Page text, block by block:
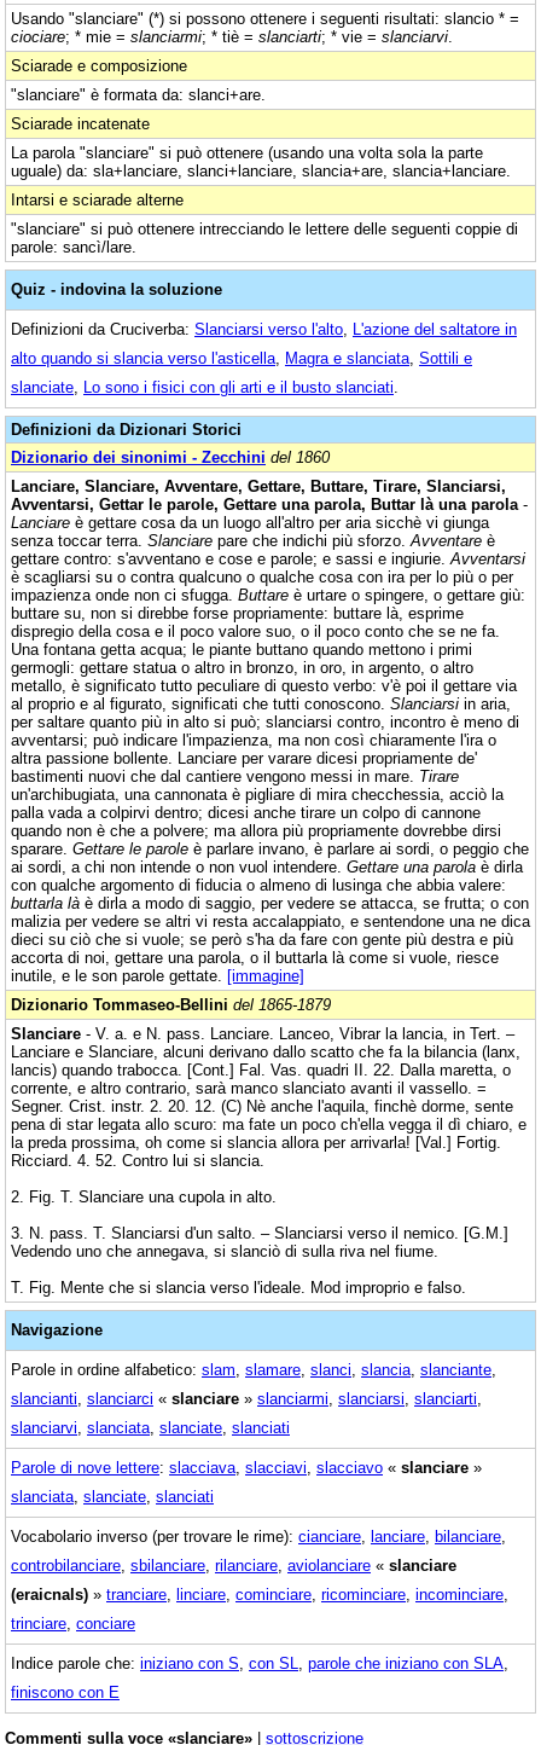
Usando "slanciare" (*) si possono ottenere i seguenti risultati: slancio * =
ciociare; * mie = slanciarmi; * tiè = slanciarti; * vie = slanciarvi
Sciarade e composizione
"slanciare" è formata da: slanci+are.
Sciarade incatenate
La parola "slanciare" si può ottenere (usando una volta sola la parte
uguale) da: sla+lanciare, slanci+lanciare, slancia+are, slancia+lanciare.
Intarsi e sciarade alterne
"slanciare" si può ottenere intrecciando le lettere delle seguenti coppie di
parole: sancì/lare.
Quiz - indovina la soluzione
Definizioni da Cruciverba: Slanciarsi verso l'alto L'azione del saltatore in
alto quando si slancia verso l'asticella Magra e slanciata Sottili e
slanciate Lo sono i fisici con gli arti e il busto slanciati
Definizioni da Dizionari Storici
Dizionario dei sinonimi - Zecchini del 1860
Lanciare, Slanciare, Avventare, Gettare, Buttare, Tirare, Slanciarsi,
Avventarsi, Gettar le parole, Gettare una parola, Buttar là una parola -
Lanciare è gettare cosa da un luogo all'altro per aria sicchè vi giunga
senza toccar terra. Slanciare pare che indichi più sforzo. Avventare è
gettare contro: s'avventano e cose e parole; e sassi e ingiurie. Avventarsi
è scagliarsi su o contra qualcuno o qualche cosa con ira per lo più o per
impazienza onde non ci sfugga. Buttare è urtare o spingere, o gettare giù:
buttare su, non si direbbe forse propriamente: buttare là, esprime
dispregio della cosa e il poco valore suo, o il poco conto che se ne fa.
Una fontana getta acqua; le piante buttano quando mettono i primi
germogli: gettare statua o altro in bronzo, in oro, in argento, o altro
metallo, è significato tutto peculiare di questo verbo: v'è poi il gettare via
al proprio e al figurato, significati che tutti conoscono. Slanciarsi in aria,
per saltare quanto più in alto si può; slanciarsi contro, incontro è meno di
avventarsi; può indicare l'impazienza, ma non così chiaramente l'ira o
altra passione bollente. Lanciare per varare dicesi propriamente de'
bastimenti nuovi che dal cantiere vengono messi in mare. Tirare
un'archibugiata, una cannonata è pigliare di mira checchessia, acciò la
palla vada a colpirvi dentro; dicesi anche tirare un colpo di cannone
quando non è che a polvere; ma allora più propriamente dovrebbe dirsi
sparare. Gettare le parole è parlare invano, è parlare ai sordi, o peggio che
ai sordi, a chi non intende o non vuol intendere. Gettare una parola è dirla
con qualche argomento di fiducia o almeno di lusinga che abbia valere:
buttarla là è dirla a modo di saggio, per vedere se attacca, se frutta; o con
malizia per vedere se altri vi resta accalappiato, e sentendone una ne dica
dieci su ciò che si vuole; se però s'ha da fare con gente più destra e più
accorta di noi, gettare una parola, o il buttarla là come si vuole, riesce
inutile, e le son parole gettate. [immagine]
Dizionario Tommaseo-Bellini del 1865-1879
Slanciare - V. a. e N. pass. Lanciare. Lanceo, Vibrar la lancia, in Tert. –
Lanciare e Slanciare, alcuni derivano dallo scatto che fa la bilancia (lanx,
lancis) quando trabocca. [Cont.] Fal. Vas. quadri II. 22. Dalla maretta, o
corrente, e altro contrario, sarà manco slanciato avanti il vassello. =
Segner. Crist. instr. 2. 20. 12. (C) Nè anche l'aquila, finchè dorme, sente
pena di star legata allo scuro: ma fate un poco ch'ella vegga il dì chiaro, e
la preda prossima, oh come si slancia allora per arrivarla! [Val.] Fortig.
Ricciard. 4. 52. Contro lui si slancia.
2. Fig. T. Slanciare una cupola in alto.
3. N. pass. T. Slanciarsi d'un salto. – Slanciarsi verso il nemico. [G.M.]
Vedendo uno che annegava, si slanciò di sulla riva nel fiume.
T. Fig. Mente che si slancia verso l'ideale. Mod improprio e falso.
Navigazione
Parole in ordine alfabetico: slam slamare slanci slancia slanciante
slancianti slanciarci « slanciare » slanciarmi slanciarsi slanciarti
slanciarvi slanciata slanciate slanciati
Parole di nove lettere: slacciava slacciavi slacciavo « slanciare »
slanciata slanciate slanciati
Vocabolario inverso (per trovare le rime): cianciare lanciare bilanciare
controbilanciare sbilanciare rilanciare aviolanciare « slanciare
(eraicnals) » tranciare linciare cominciare ricominciare incominciare
trinciare conciare
Indice parole che: iniziano con S con SL parole che iniziano con SLA
finiscono con E
Commenti sulla voce «slanciare» | sottoscrizione